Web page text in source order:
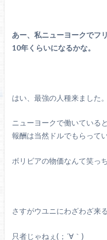
あー、私ニューヨークでフ
10年くらいになるかな。
はい、最強の人種来ました。
ニューヨークで働いている
報酬は当然ドルでもらってい
ボリビアの物価なんて笑っ
さすがウユニにわざわざ来
只者じゃねぇ(；´∀｀)